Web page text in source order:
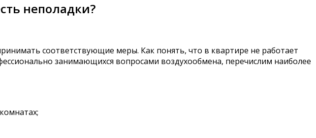
неполадки?
соответствующие меры. Как понять, что в квартире не работает
занимающихся вопросами воздухообмена, перечислим наиболее